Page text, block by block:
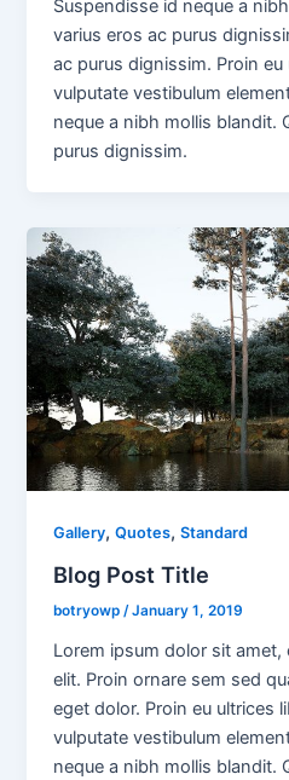
Suspendisse id neque a
varius eros ac purus
ac purus dignissim. Proin
vulputate vestibulum
neque a nibh mollis blandit.
purus dignissim.
Gallery,Quotes,Standard
Blog Post Title
botryowp/January 1, 2019
Lorem ipsum dolor sit
elit. Proin ornare sem sed
eget dolor. Proin eu ultrices
vulputate vestibulum
neque a nibh mollis blandit.